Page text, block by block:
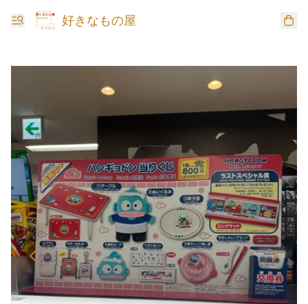
好きなもの屋